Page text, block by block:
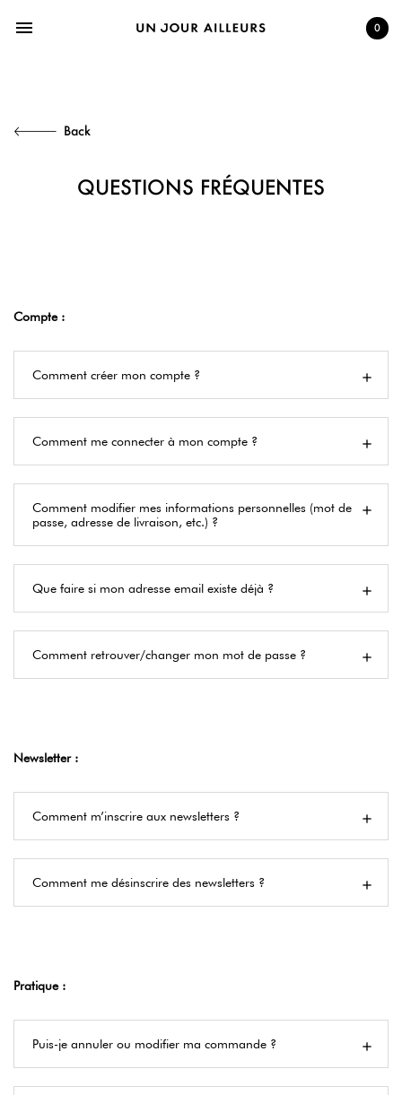
menu 0
Back
QUESTIONS FRÉQUENTES
Compte :
Comment créer mon compte ?
Comment me connecter à mon compte ?
Comment modifier mes informations personnelles (mot de
passe, adresse de livraison, etc.) ?
Que faire si mon adresse email existe déjà ?
Comment retrouver/changer mon mot de passe ?
Newsletter :
Comment m’inscrire aux newsletters ?
Comment me désinscrire des newsletters ?
Pratique :
Puis-je annuler ou modifier ma commande ?